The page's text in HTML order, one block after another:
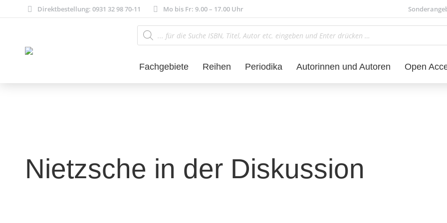
Direktbestellung: 0931 32 98 70-11 Mo bis Fr: 9.00 – 17.00 Uhr
Products
search
Fachgebiete Reihen Periodika Autorinnen und Autoren Open
Nietzsche in der Diskussion